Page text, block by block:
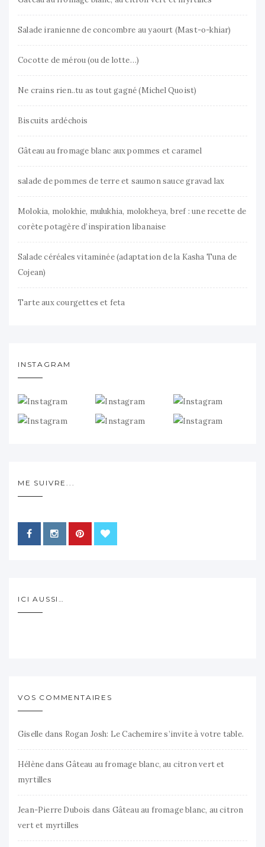
Salade iranienne de concombre au yaourt (Mast-o-khiar)
Cocotte de mérou (ou de lotte…)
Ne crains rien..tu as tout gagné (Michel Quoist)
Biscuits ardéchois
Gâteau au fromage blanc aux pommes et caramel
salade de pommes de terre et saumon sauce gravad lax
Molokia, molokhie, mulukhia, molokheya, bref : une recette de
corète potagère d’inspiration libanaise
Salade céréales vitaminée (adaptation de la Kasha Tuna de
Cojean)
Tarte aux courgettes et feta
INSTAGRAM
ME SUIVRE...
ICI AUSSI…
VOS COMMENTAIRES
Giselle dans Rogan Josh: Le Cachemire s’invite à votre table.
HélènedansGâteau au fromage blanc, au citron vert et
myrtilles
Jean-Pierre Dubois dans Gâteau au fromage blanc, au citron
vert et myrtilles